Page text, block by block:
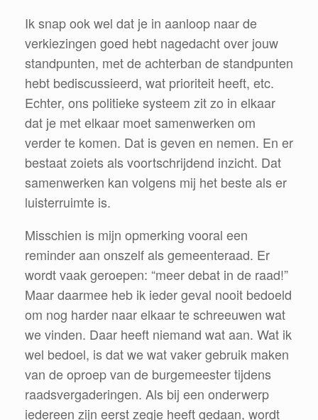
Ik snap ook wel dat je in aanloop naar de
verkiezingen goed hebt nagedacht over jouw
standpunten, met de achterban de standpunten
hebt bediscussieerd, wat prioriteit heeft, etc.
Echter, ons politieke systeem zit zo in elkaar
dat je met elkaar moet samenwerken om
verder te komen. Dat is geven en nemen. En er
bestaat zoiets als voortschrijdend inzicht. Dat
samenwerken kan volgens mij het beste als er
luisterruimte is.
Misschien is mijn opmerking vooral een
reminder aan onszelf als gemeenteraad. Er
wordt vaak geroepen: “meer debat in de raad!”
Maar daarmee heb ik ieder geval nooit bedoeld
om nog harder naar elkaar te schreeuwen wat
we vinden. Daar heeft niemand wat aan. Wat ik
wel bedoel, is dat we wat vaker gebruik maken
van de oproep van de burgemeester tijdens
raadsvergaderingen. Als bij een onderwerp
iedereen zijn eerst zegje heeft gedaan, wordt